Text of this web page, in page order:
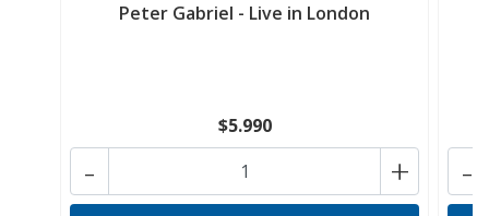
Peter Gabriel - Live in London
$5.990
+
- -